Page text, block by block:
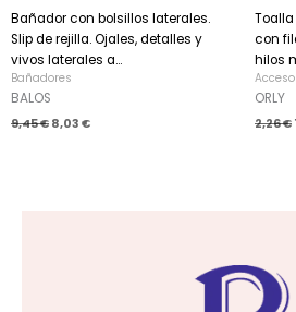
Bañador con bolsillos laterales.
Slip de rejilla. Ojales, detalles y
vivos laterales a...
Bañadores
BALOS
9,45€ 8,03 €
con
hilos
ORLY
2,26€